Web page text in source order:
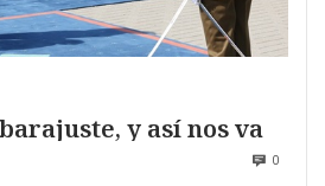
y así nos va
0